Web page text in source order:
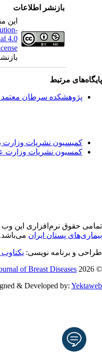
بازنشر اطلاعات
این
4.0
مرتبط
پژوهشکده سرطان معتمد
کمیسیون نشریات وزارت
کمسیون نشریات وزارت
حقوق نرم‌افزاری اين وب
پستان ایران می‌باشد.
و برنامه نویسی: یکتاوب
©
of Breast Diseases
& Developed by: